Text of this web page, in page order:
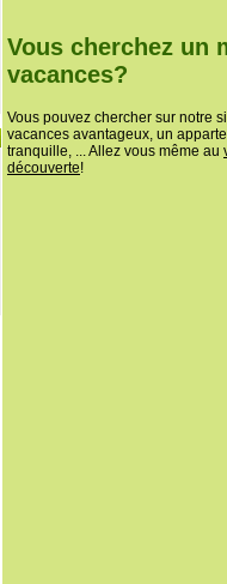
Vous cherchez un
vacances?
Vous pouvez chercher sur notre
vacances avantageux, un
tranquille, ... Allez vous même au
découverte!